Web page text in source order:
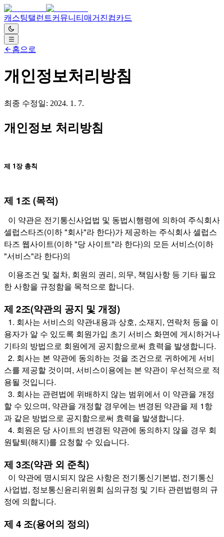
캐스팅탤런트커뮤니티 매거진컴카드
홈으로
개인정보처리방침
최종 수정일: 2024. 1. 7.
개인정보 처리방침
제 1장 총칙
제 1조 (목적)
이 약관은 전기통신사업법 및 동법시행령에 의하여 주식회사
셀럽스타즈(이하 "회사"라 한다)가 제공하는 주식회사 셀럽스
타즈 웹사이트(이하 "당 사이트"라 한다)의 모든 서비스(이하
"서비스"라 한다)의
이용조건 및 절차, 회원의 권리, 의무, 책임사항 등 기타 필요
한 사항을 규정함을 목적으로 합니다.
제 2조(약관의 공지 및 개정)
1. 회사는 서비스의 약관내용과 상호, 소재지, 연락처 등을 이
용자가 알 수 있도록 회원가입 초기 서비스 화면에 게시하거나
기타의 방법으로 회원에게 공지함으로써 효력을 발생합니다.
2. 회사는 본 약관에 동의하는 것을 조건으로 귀하에게 서비
스를 제공할 것이며, 서비스이용에는 본 약관이 우선적으로 적
용될 것입니다.
3. 회사는 관련법에 위배하지 않는 범위에서 이 약관을 개정
할 수 있으며, 약관을 개정할 경우에는 변경된 약관을 제 1항
과 같은 방법으로 공지함으로써 효력을 발생합니다.
4. 회원은 당 사이트의 변경된 약관에 동의하지 않을 경우 회
원탈퇴(해지)를 요청할 수 있습니다.
제 3조(약관 외 준칙)
이 약관에 명시되지 않은 사항은 전기통신기본법, 전기통신
사업법, 정보통신윤리위원회 심의규정 및 기타 관련법령의 규
정에 의합니다.
제 4 조(용어의 정의)